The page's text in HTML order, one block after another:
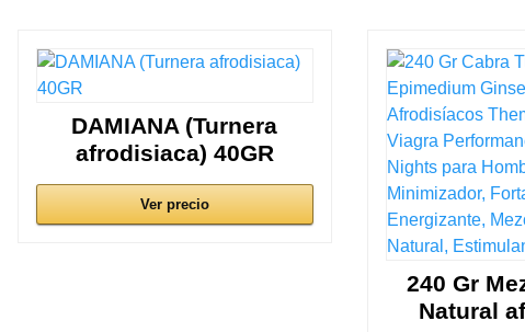
DAMIANA (Turnera
afrodisiaca) 40GR
Ver precio
240 Gr
Natural